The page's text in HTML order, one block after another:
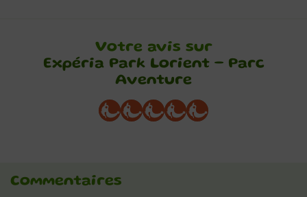
Votre avis sur
Expéria Park Lorient – Parc
Aventure
Commentaires